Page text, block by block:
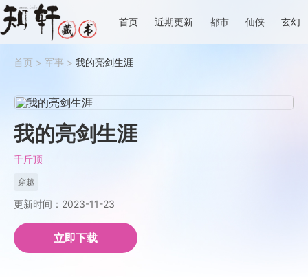
首页 近期更新 都市 仙侠 玄幻
首页 > 军事 > 我的亮剑生涯
我的亮剑生涯
千斤顶
穿越
更新时间：2023-11-23
立即下载